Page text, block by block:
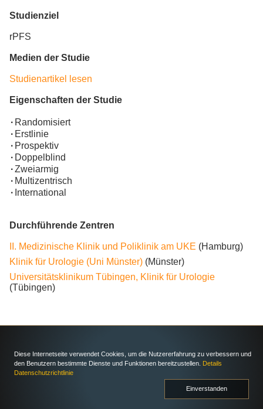
Studienziel
rPFS
Medien der Studie
Studienartikel lesen
Eigenschaften der Studie
· Randomisiert
· Erstlinie
· Prospektiv
· Doppelblind
·Zweiarmig
· Multizentrisch
· International
Durchführende Zentren
II. Medizinische Klinik und Poliklinik am UKE (Hamburg)
Klinik für Urologie (Uni Münster) (Münster)
Universitätsklinikum Tübingen, Klinik für Urologie
(Tübingen)
Diese Internetseite verwendet Cookies, um die Nutzererfahrung zu verbessern und
den Benutzern bestimmte Dienste und Funktionen bereitzustellen. Details
Datenschutzrichtlinie
Einverstanden